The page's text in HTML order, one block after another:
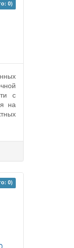
0)
с
на
0)